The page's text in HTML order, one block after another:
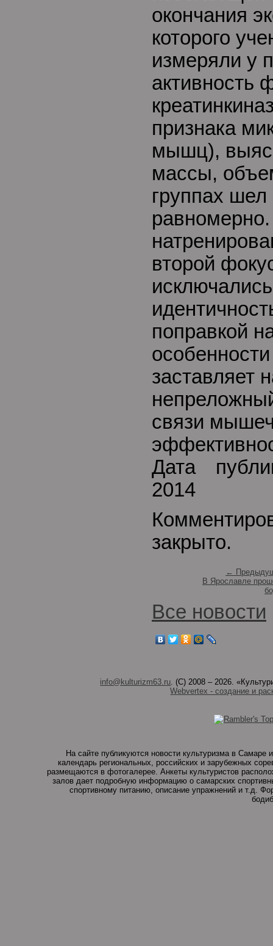
окончания
которого
измеряли у
активность
признака
мышц),
массы,
группах шел
второй
поправкой
заставляет
связи
Дата
2014
закрыто.
←
В Ярославле
Все новости
info@kulturizm63.ru. (C) 2008 – 2026.
Webvertex - создание и
На сайте публикуются новости культуризма в
календарь региональных, российских и зарубежных
размещаются в фотогалерее. Анкеты культуристов
залов дает подробную информацию о самарских
спортивному питанию, описание упражнений и т.д.